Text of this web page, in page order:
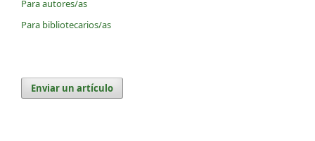
Para autores/as
Para bibliotecarios/as
Enviar un artículo